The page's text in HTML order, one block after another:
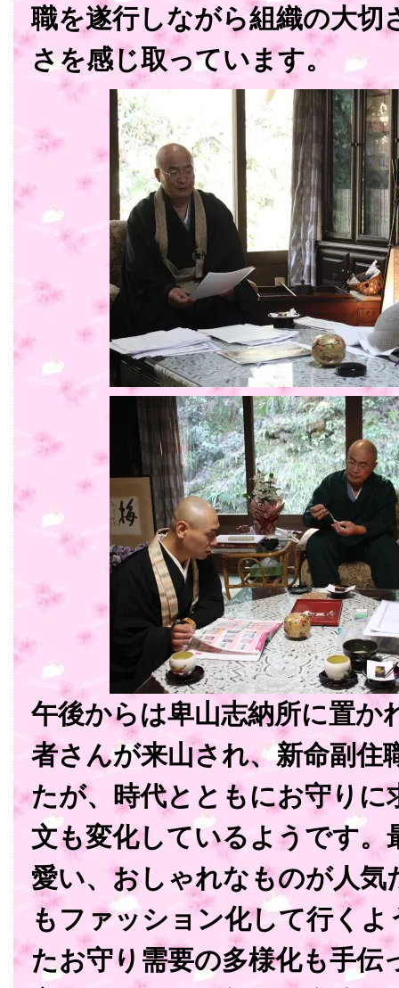
職を遂行しながら組織の大切
さを感じ取っています。
午後からは卑山志納所に置か
者さんが来山され、新命副住
たが、時代とともにお守りに
文も変化しているようです。
愛い、おしゃれなものが人気
もファッション化して行く
たお守り需要の多様化も手伝